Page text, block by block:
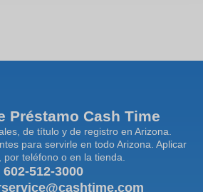
Préstamo Cash Time
de título y de registro en Arizona.
para servirle en todo Arizona. Aplicar
por teléfono o en la tienda.
602-512-3000